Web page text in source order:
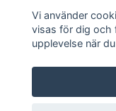
© 2026 Ystad
Vi använder
visas för dig och
upplevelse när